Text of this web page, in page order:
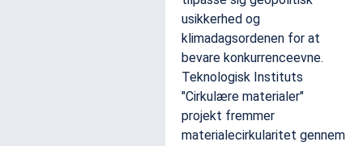
usikkerhed og
klimadagsordenen for at
bevare konkurrenceevne.
Teknologisk Instituts
"Cirkulære materialer"
projekt fremmer
materialecirkularitet gennem